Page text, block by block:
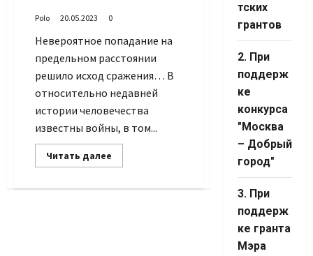
Polo 20.05.2023 0
Невероятное попадание на
предельном расстоянии
решило исход сражения… В
относительно недавней
истории человечества
известны войны, в том...
Читать далее
больше
выигравший
тских
грантов
2. При
поддерж
ке
конкурса
"Москва
– Добрый
город"
3. При
поддерж
ке гранта
Мэра
Set Youtube
Channel ID